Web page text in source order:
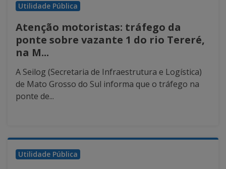
Utilidade Pública
Atenção motoristas: tráfego da
ponte sobre vazante 1 do rio Tereré,
na M...
A Seilog (Secretaria de Infraestrutura e Logística)
de Mato Grosso do Sul informa que o tráfego na
ponte de...
Utilidade Pública